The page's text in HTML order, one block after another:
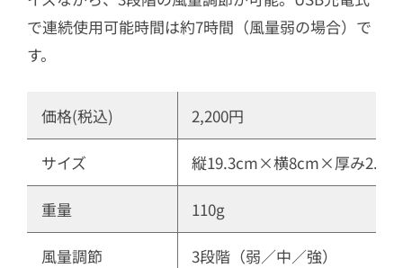
で連続使用可能時間は約7時間（風量弱の場合）で
す。
価格(税込) 2,200円
サイズ 縦19.3cm×横8cm×厚み
重量 110g
風量調節 3段階（弱／中／強）